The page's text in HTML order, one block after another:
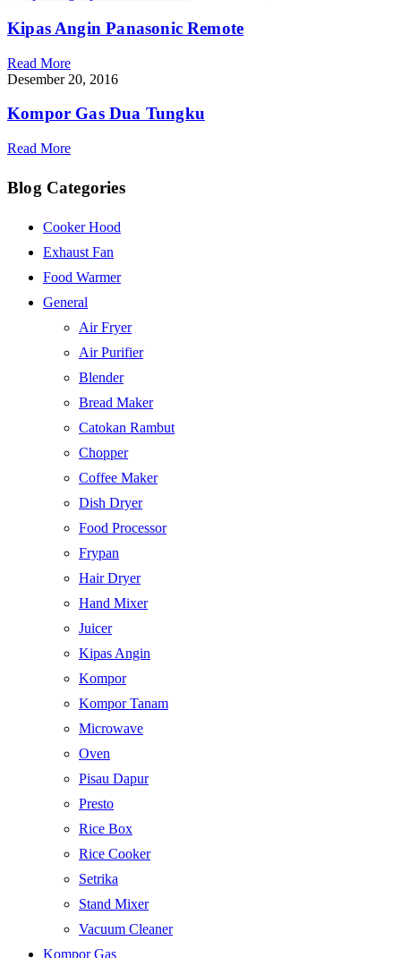
Kipas Angin Panasonic Remote
Read More
Desember 20, 2016
Kompor Gas Dua Tungku
Read More
Blog Categories
Cooker Hood
Exhaust Fan
Food Warmer
General
Air Fryer
Air Purifier
Blender
Bread Maker
Catokan Rambut
Chopper
Coffee Maker
Dish Dryer
Food Processor
Frypan
Hair Dryer
Hand Mixer
Juicer
Kipas Angin
Kompor
Kompor Tanam
Microwave
Oven
Pisau Dapur
Presto
Rice Box
Rice Cooker
Setrika
Stand Mixer
Vacuum Cleaner
Kompor Gas